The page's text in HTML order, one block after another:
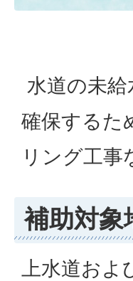
水道の未
確保するた
リング工事
補助対象
上水道お